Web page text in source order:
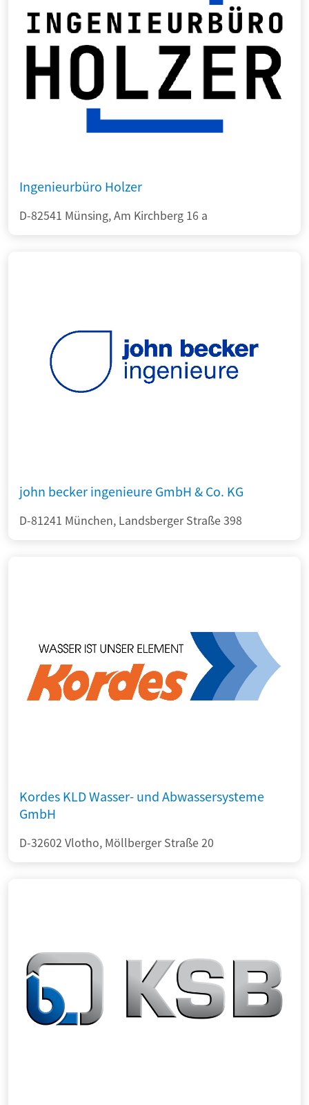
Ingenieurbüro Holzer
D-82541 Münsing, Am Kirchberg 16 a
john becker ingenieure GmbH & Co. KG
D-81241 München, Landsberger Straße 398
Kordes KLD Wasser- und Abwassersysteme
GmbH
D-32602 Vlotho, Möllberger Straße 20